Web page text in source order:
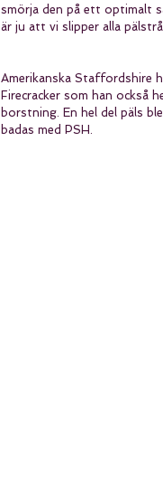
smörja den på ett optimalt
är ju att vi slipper alla
Amerikanska Staffordshire
Firecracker som han också
borstning. En hel del päls
badas med PSH.